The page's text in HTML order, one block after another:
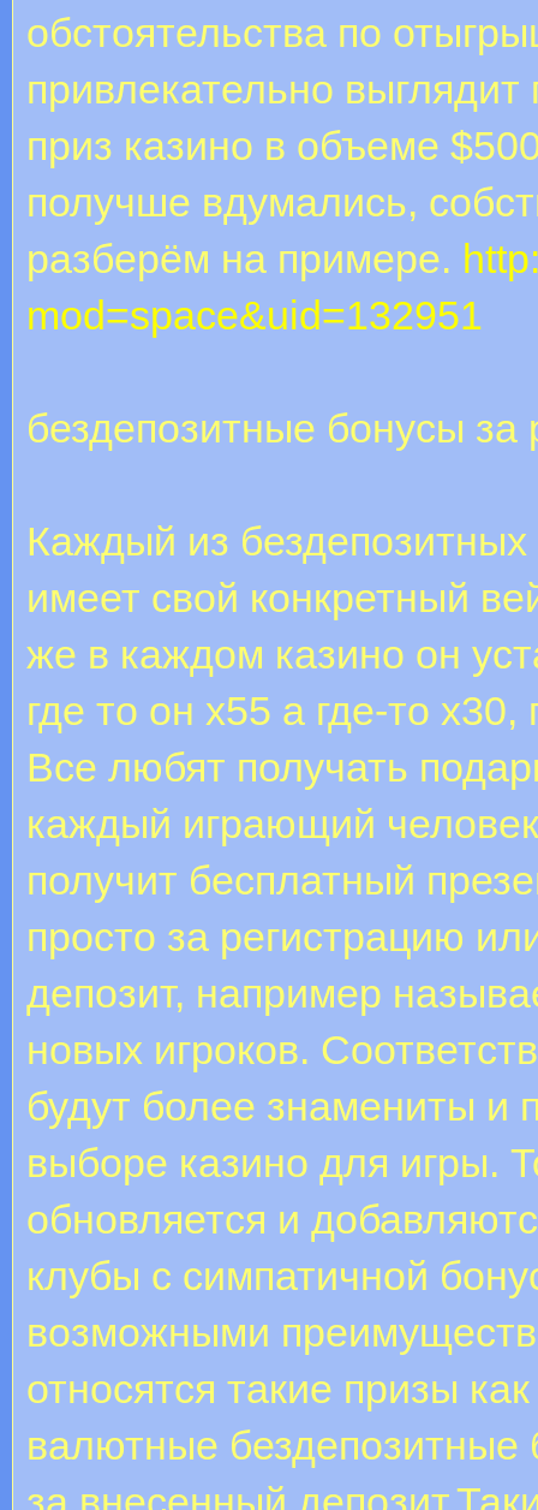
обстоятельства по
привлекательно
приз казино в объеме
получше вдумались,
разберём на примере.
mod=space&uid=132951
бездепозитные бонусы за
Каждый из
имеет свой конкретный
же в каждом казино он
где то он х55 а где-то
Все любят получать
каждый играющий
получит бесплатный
просто за регистрацию
депозит, например
новых игроков.
будут более знамениты и
выборе казино для игры.
обновляется и
клубы с симпатичной
возможными
относятся такие призы
валютные